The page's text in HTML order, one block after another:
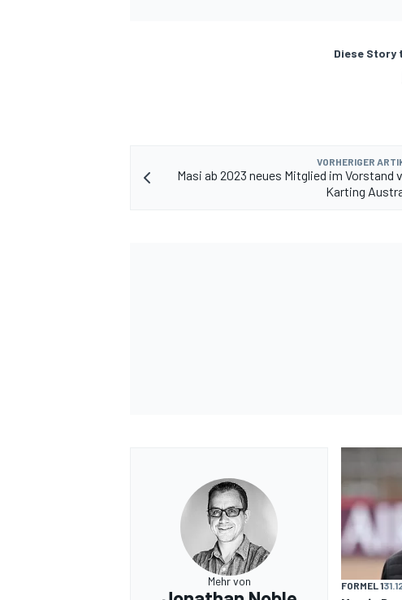
Diese Story
VORHERIGER
Masi ab 2023 neues Mitglied im Vorstand
Karting
Mehr von FORMEL 1